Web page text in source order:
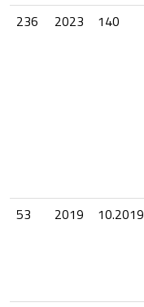
236
2023 140
53
2019 10.2019